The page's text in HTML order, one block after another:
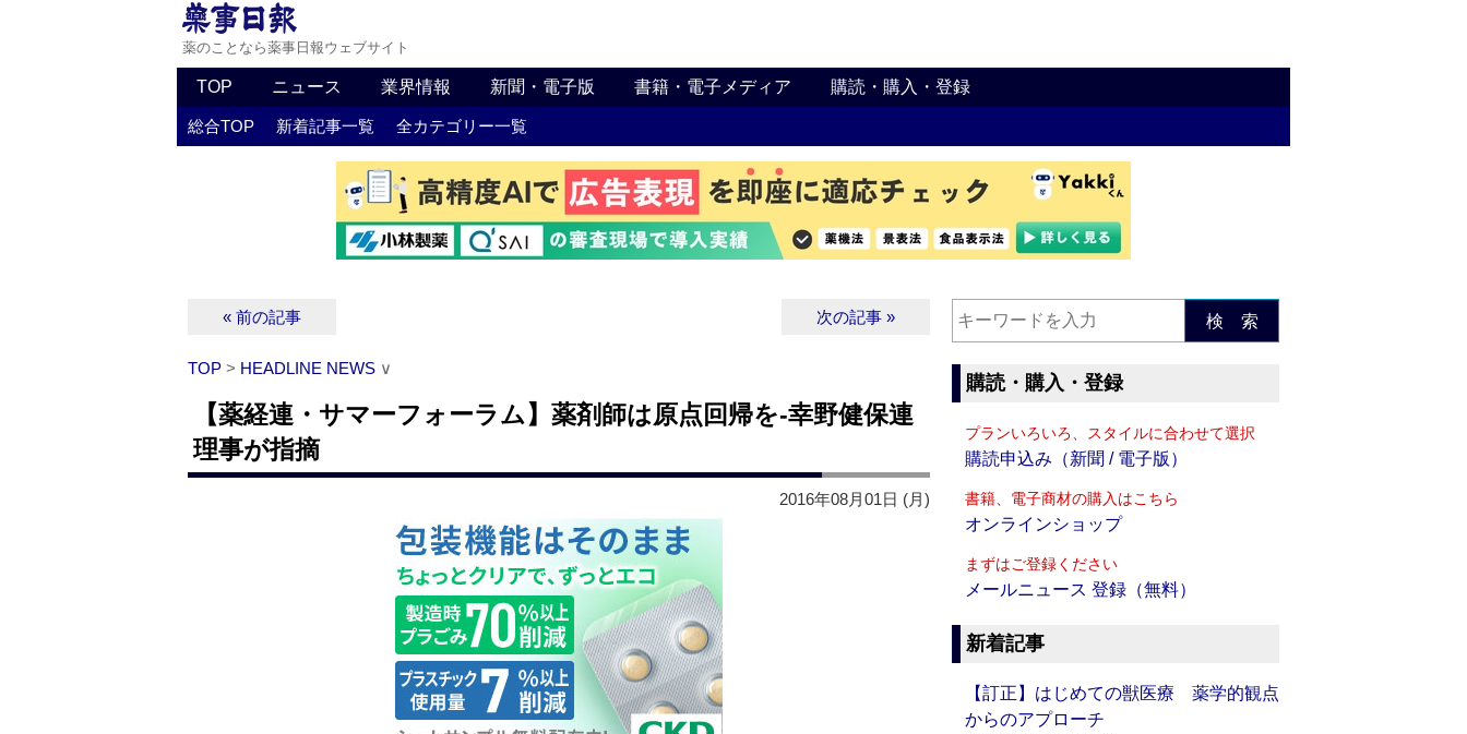
薬のことなら薬事日報ウェブサイト
TOP ニュース 業界情報 新聞・電子版 書籍・電子メディア 購読・購入・登録
総合TOP 新着記事一覧 全カテゴリー一覧
« 前の記事 次の記事 »
TOP > HEADLINE NEWS ∨
【薬経連・サマーフォーラム】薬剤師は原点回帰を‐幸野健保連
理事が指摘
2016年08月01日 (月)
検 索
購読・購入・登録
プランいろいろ、スタイルに合わせて選択
購読申込み（新聞 / 電子版）
書籍、電子商材の購入はこちら
オンラインショップ
まずはご登録ください
メールニュース 登録（無料）
新着記事
【訂正】はじめての獣医療 薬学的観点
からのアプローチ